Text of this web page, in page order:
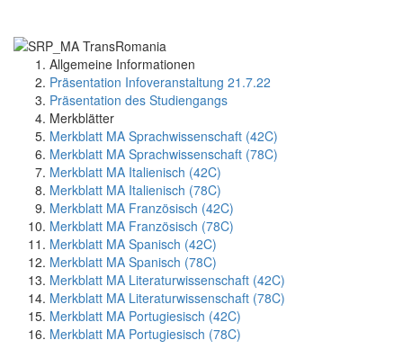
Allgemeine Informationen
Präsentation Infoveranstaltung 21.7.22
Präsentation des Studiengangs
Merkblätter
Merkblatt MA Sprachwissenschaft (42C)
Merkblatt MA Sprachwissenschaft (78C)
Merkblatt MA Italienisch (42C)
Merkblatt MA Italienisch (78C)
Merkblatt MA Französisch (42C)
Merkblatt MA Französisch (78C)
Merkblatt MA Spanisch (42C)
Merkblatt MA Spanisch (78C)
Merkblatt MA Literaturwissenschaft (42C)
Merkblatt MA Literaturwissenschaft (78C)
Merkblatt MA Portugiesisch (42C)
Merkblatt MA Portugiesisch (78C)